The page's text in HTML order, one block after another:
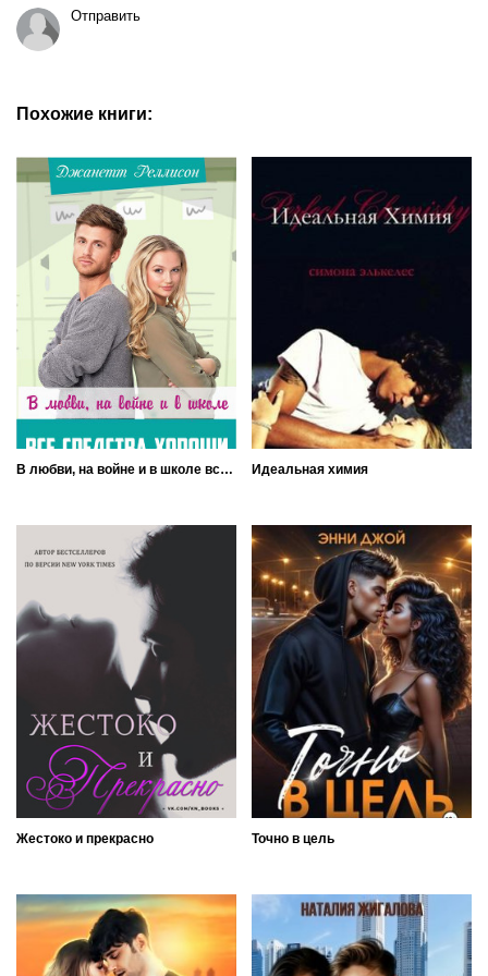
Отправить
Похожие книги:
В любви, на войне и в школе все средства хороши Идеальная химия
Жестоко и прекрасно Точно в цель